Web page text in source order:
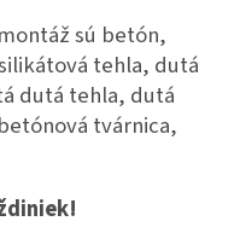
sú betón,
tehla, dutá
dutá tehla, dutá
tvárnica,